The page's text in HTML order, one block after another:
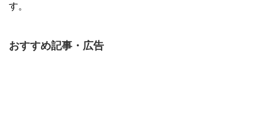
す。
おすすめ記事・広告